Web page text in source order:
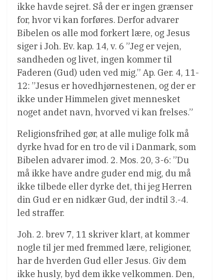
ikke havde sejret. Så der er ingen grænser
for, hvor vi kan forføres. Derfor advarer
Bibelen os alle mod forkert lære, og Jesus
siger i Joh. Ev. kap. 14, v. 6 ”Jeg er vejen,
sandheden og livet, ingen kommer til
Faderen (Gud) uden ved mig.” Ap. Ger. 4, 11-
12: ”Jesus er hovedhjørnestenen, og der er
ikke under Himmelen givet mennesket
noget andet navn, hvorved vi kan frelses.”
Religionsfrihed gør, at alle mulige folk må
dyrke hvad for en tro de vil i Danmark, som
Bibelen advarer imod. 2. Mos. 20, 3-6: ”Du
må ikke have andre guder end mig, du må
ikke tilbede eller dyrke det, thi jeg Herren
din Gud er en nidkær Gud, der indtil 3.-4.
led straffer.
Joh. 2. brev 7, 11 skriver klart, at kommer
nogle til jer med fremmed lære, religioner,
har de hverden Gud eller Jesus. Giv dem
ikke husly, byd dem ikke velkommen. Den,